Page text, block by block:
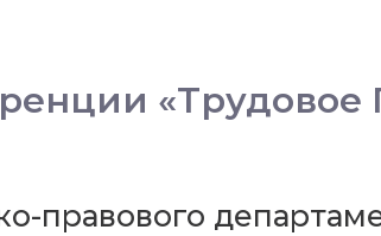
«Трудовое
правового